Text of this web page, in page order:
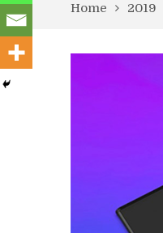
Home 2019